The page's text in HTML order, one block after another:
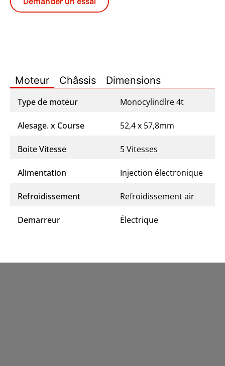
Moteur Châssis Dimensions
Type de moteur Monocylindlre 4t
Alesage. x Course 52,4 x 57,8mm
Boite Vitesse 5 Vitesses
Alimentation Injection électronique
Refroidissement Refroidissement air
Demarreur Électrique